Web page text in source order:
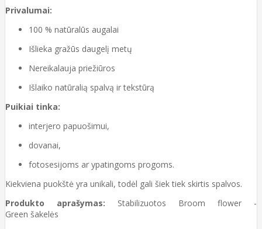
Privalumai:
100 % natūralūs augalai
Išlieka gražūs daugelį metų
Nereikalauja priežiūros
Išlaiko natūralią spalvą ir tekstūrą
Puikiai tinka:
interjero papuošimui,
dovanai,
fotosesijoms ar ypatingoms progoms.
Kiekviena puokštė yra unikali, todėl gali šiek tiek skirtis spalvos.
Produkto aprašymas: Stabilizuotos Broom flower -
Green šakelės